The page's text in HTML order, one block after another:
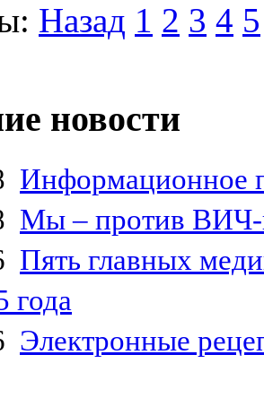
Назад 1 2 3 4 5
новости
Информационное
Мы – против
Пять главных
года
Электронные